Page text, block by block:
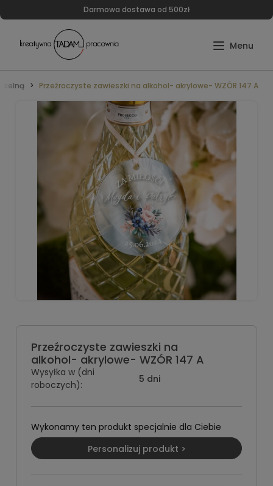
Darmowa dostawa od 500zł
Przeźroczyste zawieszki na alkohol- akrylowe- WZÓR 147 A
Przeźroczyste zawieszki na
alkohol- akrylowe- WZÓR 147 A
Wysyłka w (dni
roboczych):
5 dni
Wykonamy ten produkt specjalnie dla Ciebie
Personalizuj produkt >